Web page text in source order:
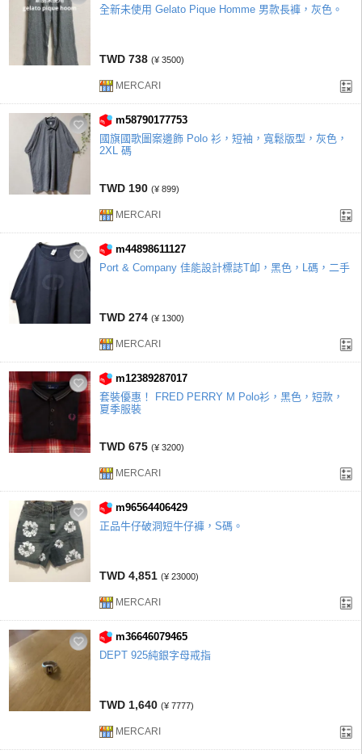
全新未使用 Gelato Pique Homme 男款長褲，灰色。
TWD 738 (¥ 3500)
MERCARI
m58790177753
國旗國歌圖案邊飾 Polo 衫，短袖，寬鬆版型，灰色，
2XL 碼
TWD 190 (¥ 899)
MERCARI
m44898611127
Port & Company 佳能設計標誌T卹，黑色，L碼，二手
TWD 274 (¥ 1300)
MERCARI
m12389287017
套裝優惠！ FRED PERRY M Polo衫，黑色，短款，
夏季服裝
TWD 675 (¥ 3200)
MERCARI
m96564406429
正品牛仔破洞短牛仔褲，S碼。
TWD 4,851 (¥ 23000)
MERCARI
m36646079465
DEPT 925純銀字母戒指
TWD 1,640 (¥ 7777)
MERCARI